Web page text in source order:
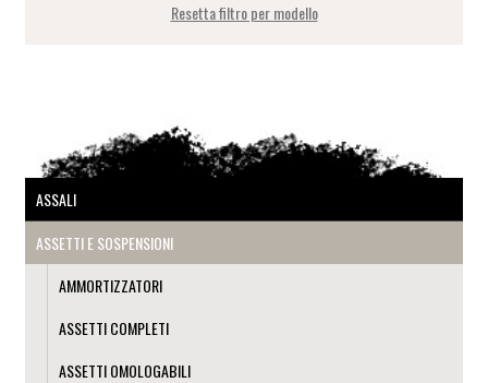
Resetta filtro per modello
ASSALI
ASSETTI E SOSPENSIONI
AMMORTIZZATORI
ASSETTI COMPLETI
ASSETTI OMOLOGABILI